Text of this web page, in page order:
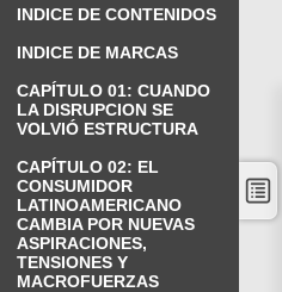
INDICE DE CONTENIDOS
INDICE DE MARCAS
CAPÍTULO 01: CUANDO
LA DISRUPCION SE
VOLVIÓ ESTRUCTURA
CAPÍTULO 02: EL
CONSUMIDOR
LATINOAMERICANO
CAMBIA POR NUEVAS
ASPIRACIONES,
TENSIONES Y
MACROFUERZAS